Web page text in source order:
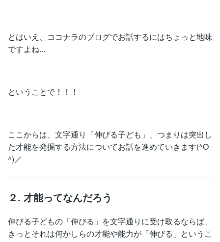
とはいえ、ココナラのブログでお話するにはちょっと地味
ですよね...
ということで！！！
ここからは、文字通り「伸びる子ども」、つまりは突出し
た才能を発掘する方法についてお話を進めていきます(^O
^)／
２. 才能ってなんだろう
伸びる子どもの「伸びる」を文字通りに受け取るならば、
きっとそれは何かしらの才能や能力が「伸びる」というこ